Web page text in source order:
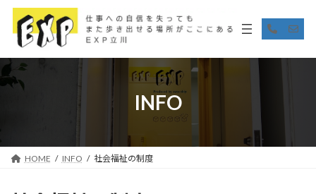
ツ
へ
シ
ョ
ア
イ
コ
リ
ア
イ
コ
リ
INFO
HOME INFO 社会福祉の制度